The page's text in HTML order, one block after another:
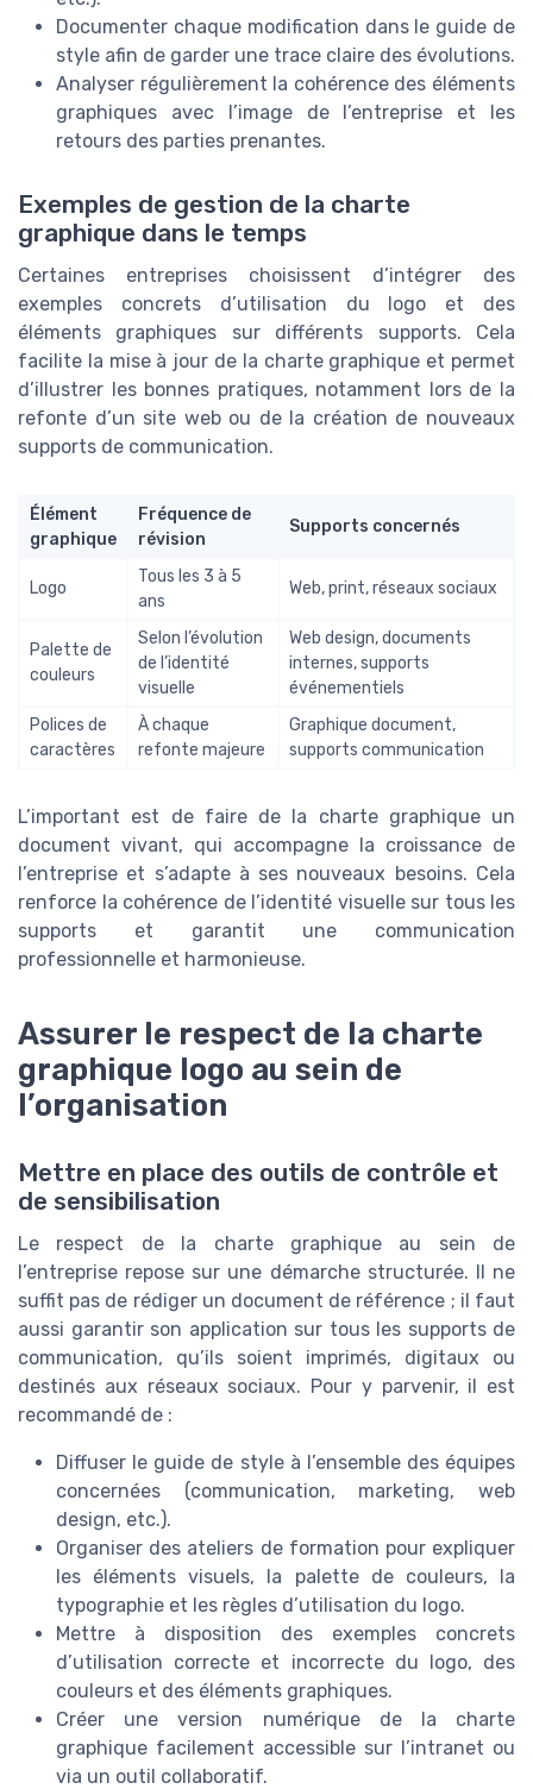
Documenter chaque modification dans le guide de
style afin de garder une trace claire des évolutions.
Analyser régulièrement la cohérence des éléments
graphiques avec l’image de l’entreprise et les
retours des parties prenantes.
Exemples de gestion de la charte
graphique dans le temps
Certaines entreprises choisissent d’intégrer des
exemples concrets d’utilisation du logo et des
éléments graphiques sur différents supports. Cela
facilite la mise à jour de la charte graphique et permet
d’illustrer les bonnes pratiques, notamment lors de la
refonte d’un site web ou de la création de nouveaux
supports de communication.
Élément
graphique
Fréquence de
révision
Supports concernés
Logo
Tous les 3 à 5
ans
Web, print, réseaux sociaux
Palette de
couleurs
Selon l’évolution
de l’identité
visuelle
Web design, documents
internes, supports
événementiels
Polices de
caractères
À chaque
refonte majeure
Graphique document,
supports communication
L’important est de faire de la charte graphique un
document vivant, qui accompagne la croissance de
l’entreprise et s’adapte à ses nouveaux besoins. Cela
renforce la cohérence de l’identité visuelle sur tous les
supports et garantit une communication
professionnelle et harmonieuse.
Assurer le respect de la charte
graphique logo au sein de
l’organisation
Mettre en place des outils de contrôle et
de sensibilisation
Le respect de la charte graphique au sein de
l’entreprise repose sur une démarche structurée. Il ne
suffit pas de rédiger un document de référence ; il faut
aussi garantir son application sur tous les supports de
communication, qu’ils soient imprimés, digitaux ou
destinés aux réseaux sociaux. Pour y parvenir, il est
recommandé de :
Diffuser le guide de style à l’ensemble des équipes
concernées (communication, marketing, web
design, etc.).
Organiser des ateliers de formation pour expliquer
les éléments visuels, la palette de couleurs, la
typographie et les règles d’utilisation du logo.
Mettre à disposition des exemples concrets
d’utilisation correcte et incorrecte du logo, des
couleurs et des éléments graphiques.
Créer une version numérique de la charte
graphique facilement accessible sur l’intranet ou
via un outil collaboratif.